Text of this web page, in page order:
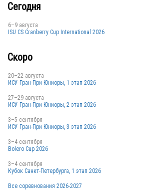
RUS
RUS
RUS
RUS
Сегодня
6–9 августа
ISU CS Cranberry Cup International 2026
Скоро
20–22 августа
ИСУ Гран-При Юниоры, 1 этап 2026
27–29 августа
ИСУ Гран-При Юниоры, 2 этап 2026
3–5 сентября
ИСУ Гран-При Юниоры, 3 этап 2026
3–4 сентября
Bolero Cup 2026
3–4 сентября
Кубок Санкт-Петербурга, 1 этап 2026
Все соревнования 2026-2027